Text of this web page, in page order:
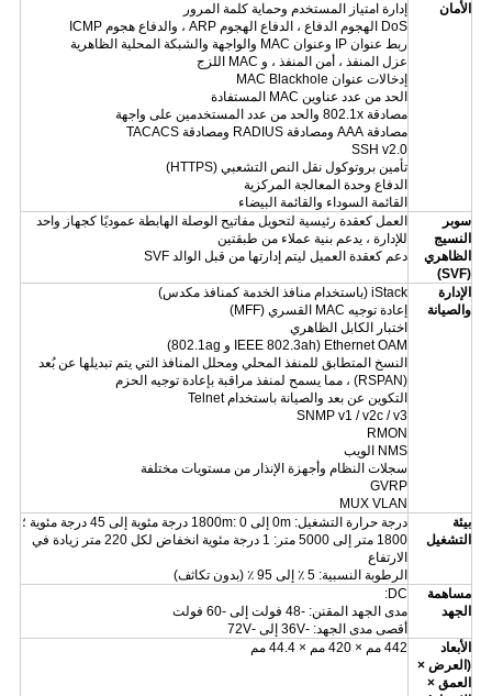
الأمان
إدارة امتياز المستخدم وحماية كلمة المرور
DoS الهجوم الدفاع ، الدفاع الهجوم ARP ، والدفاع هجوم ICMP
ربط عنوان IP وعنوان MAC والواجهة والشبكة المحلية الظاهرية
عزل المنفذ ، أمن المنفذ ، و MAC اللزج
إدخالات عنوان MAC Blackhole
الحد من عدد عناوين MAC المستفادة
مصادقة 802.1x والحد من عدد المستخدمين على واجهة
مصادقة AAA ومصادقة RADIUS ومصادقة TACACS
SSH v2.0
تأمين بروتوكول نقل النص التشعبي (HTTPS)
الدفاع وحدة المعالجة المركزية
القائمة السوداء والقائمة البيضاء
سوبر
النسيج
الظاهري
(SVF)
العمل كعقدة رئيسية لتحويل مفاتيح الوصلة الهابطة عموديًا كجهاز واحد
للإدارة ، يدعم بنية عملاء من طبقتين
دعم كعقدة العميل ليتم إدارتها من قبل الوالد SVF
الإدارة
والصيانة
iStack (باستخدام منافذ الخدمة كمنافذ مكدس)
إعادة توجيه MAC القسري (MFF)
اختبار الكابل الظاهري
Ethernet OAM (IEEE 802.3ah و 802.1ag)
النسخ المتطابق للمنفذ المحلي ومحلل المنافذ التي يتم تبديلها عن بُعد
(RSPAN) ، مما يسمح لمنفذ مراقبة بإعادة توجيه الحزم
التكوين عن بعد والصيانة باستخدام Telnet
SNMP v1 / v2c / v3
RMON
NMS الويب
سجلات النظام وأجهزة الإنذار من مستويات مختلفة
GVRP
MUX VLAN
بيئة
التشغيل
درجة حرارة التشغيل: 0m إلى 1800m: 0 درجة مئوية إلى 45 درجة مئوية ؛
1800 متر إلى 5000 متر: 1 درجة مئوية انخفاض لكل 220 متر زيادة في
الارتفاع
الرطوبة النسبية: 5 ٪ إلى 95 ٪ (بدون تكاثف)
مساهمة
الجهد
DC:
مدى الجهد المقنن: -48 فولت إلى -60 فولت
أقصى مدى الجهد: -36V إلى -72V
الأبعاد
(العرض ×
العمق ×
442 مم × 420 مم × 44.4 مم